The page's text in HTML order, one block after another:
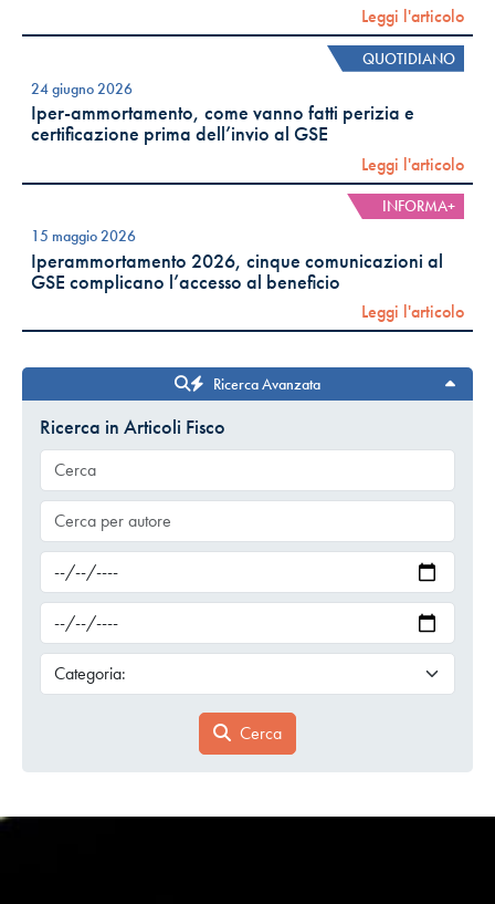
Leggi l'articolo
QUOTIDIANO
24 giugno 2026
Iper-ammortamento, come vanno fatti perizia e
certificazione prima dell’invio al GSE
Leggi l'articolo
INFORMA+
15 maggio 2026
Iperammortamento 2026, cinque comunicazioni al
GSE complicano l’accesso al beneficio
Leggi l'articolo
Ricerca Avanzata
Ricerca in Articoli Fisco
Cerca